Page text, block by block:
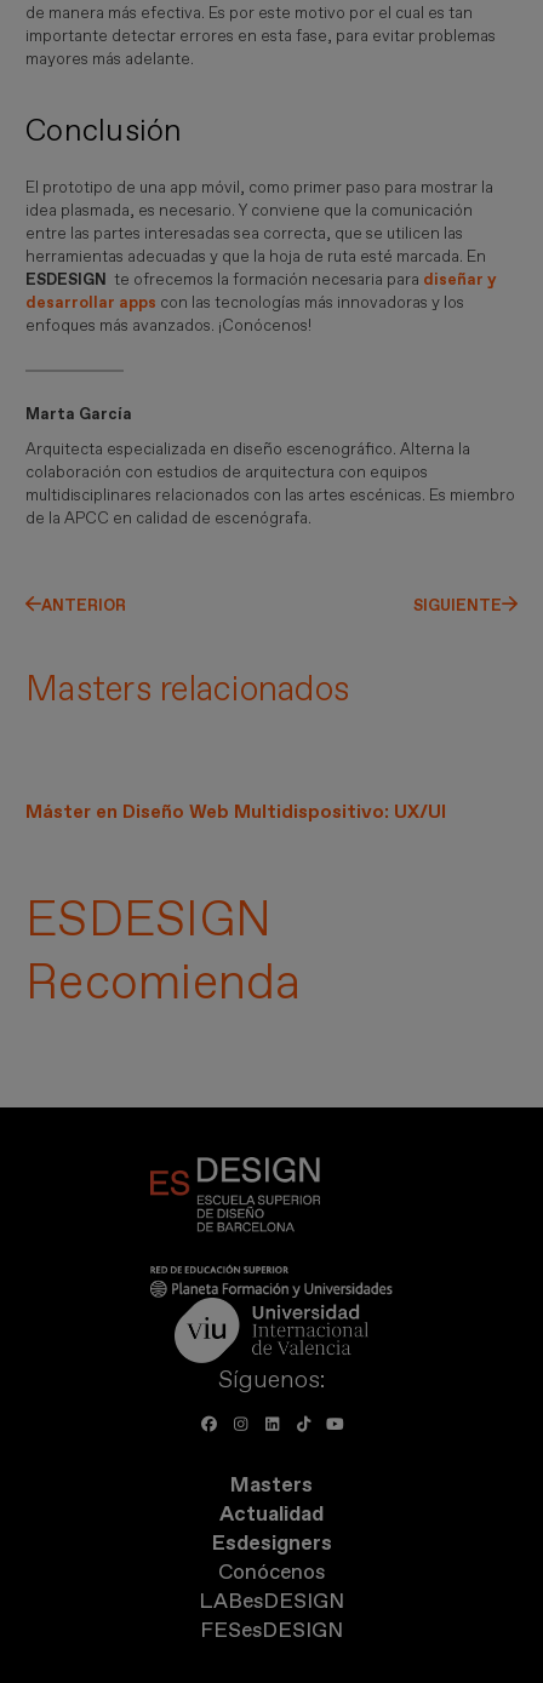
de manera más efectiva. Es por este motivo por el cual es tan
importante detectar errores en esta fase, para evitar problemas
mayores más adelante.
Conclusión
El prototipo de una app móvil, como primer paso para mostrar la
idea plasmada, es necesario. Y conviene que la comunicación
entre las partes interesadas sea correcta, que se utilicen las
herramientas adecuadas y que la hoja de ruta esté marcada. En
ESDESIGNte ofrecemos la formación necesaria para diseñar y
desarrollar apps con las tecnologías más innovadoras y los
enfoques más avanzados. ¡Conócenos!
Marta García
Arquitecta especializada en diseño escenográfico. Alterna la
colaboración con estudios de arquitectura con equipos
multidisciplinares relacionados con las artes escénicas. Es miembro
de la APCC en calidad de escenógrafa.
ANTERIOR SIGUIENTE
Masters relacionados
Máster en Diseño Web Multidispositivo: UX/UI
ESDESIGN
Recomienda
Síguenos:
Masters
Actualidad
Esdesigners
Conócenos
LABesDESIGN
FESesDESIGN